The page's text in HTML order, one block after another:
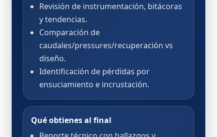
Revisión de instrumentación, bitácoras
y tendencias.
Comparación de
caudales/pressures/recuperación vs
diseño.
Identificación de pérdidas por
ensuciamiento e incrustación.
Qué obtienes al final